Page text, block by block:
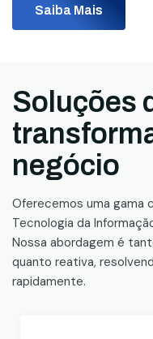
Saiba Mais
Soluções
negócio
Oferecemos uma gama
Tecnologia da
Nossa abordagem é
quanto reativa,
rapidamente.